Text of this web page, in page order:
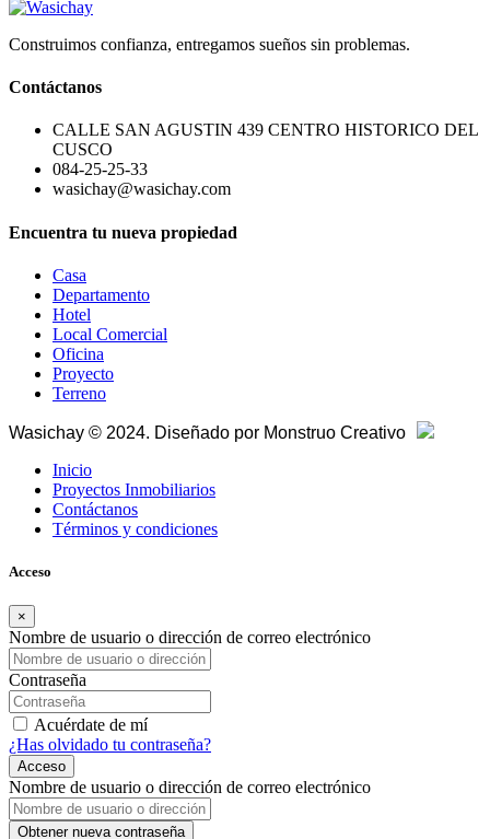
Construimos confianza, entregamos sueños sin problemas.
Contáctanos
CALLE SAN AGUSTIN 439 CENTRO HISTORICO DEL
CUSCO
084-25-25-33
wasichay@wasichay.com
Encuentra tu nueva propiedad
Casa
Departamento
Hotel
Local Comercial
Oficina
Proyecto
Terreno
Wasichay © 2024. Diseñado por Monstruo Creativo
Inicio
Proyectos Inmobiliarios
Contáctanos
Términos y condiciones
Acceso
×
Nombre de usuario o dirección de correo electrónico
Contraseña
Acuérdate de mí
¿Has olvidado tu contraseña?
Acceso
Nombre de usuario o dirección de correo electrónico
Obtener nueva contraseña